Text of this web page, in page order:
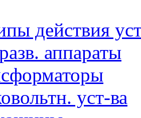
действия
аппараты
уст-ва